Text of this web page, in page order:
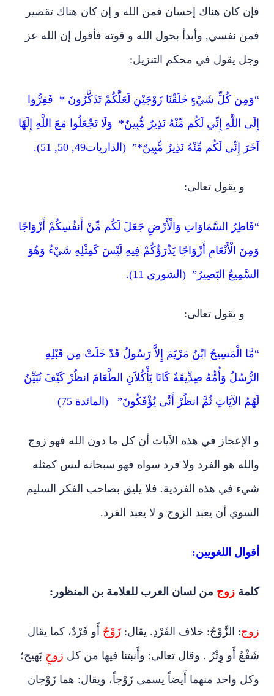
فإن كان هناك إحسان فمن الله و إن كان هناك تقصير
فمن نفسي, وأبدأ بحول الله و قوته فأقول إن الله عز
وجل يقول في محكم التنزيل:
“وَمِن كُلِّ شَيْءٍ خَلَقْنَا زَوْجَيْنِ لَعَلَّكُمْ تَذَكَّرُونَ * فَفِرُّوا
إِلَى اللَّهِ إِنِّي لَكُم مِّنْهُ نَذِيرٌ مُّبِينٌ* وَلَا تَجْعَلُوا مَعَ اللَّهِ إِلَهًا
آخَرَ إِنِّي لَكُم مِّنْهُ نَذِيرٌ مُّبِينٌ*” (الذاريات49, 50, 51).
و يقول تعالى:
“فَاطِرُ السَّمَاوَاتِ وَالْأَرْضِ جَعَلَ لَكُم مِّنْ أَنفُسِكُمْ أَزْوَاجًا
وَمِنَ الْأَنْعَامِ أَزْوَاجًا يَذْرَؤُكُمْ فِيهِ لَيْسَ كَمِثْلِهِ شَيْءٌ وَهُوَ
السَّمِيعُ البَصِيرُ” (الشوري 11).
و يقول تعالى:
“مَّا الْمَسِيحُ ابْنُ مَرْيَمَ إِلاَّ رَسُولٌ قَدْ خَلَتْ مِن قَبْلِهِ
الرُّسُلُ وَأُمُّهُ صِدِّيقَةٌ كَانَا يَأْكُلاَنِ الطَّعَامَ انظُرْ كَيْفَ نُبَيِّنُ
لَهُمُ الآيَاتِ ثُمَّ انظُرْ أَنَّى يُؤْفَكُونَ” (المائدة 75)
و الإعجاز في هذه الآيات أن كل ما دون الله فهو زوج
والله هو الفرد ولا فرد سواه فهو سبحانه ليس كمثله
شيء في هذه الفردية. فلا يليق بصاحب الفكر السليم
السوي أن يعبد الزوج و لا يعبد الفرد.
أقوال اللغويين:
كلمة زوج من لسان العرب للعلامة بن المنظور:
زوج: الزَّوْجُ: خلاف الفَرْدِ. يقال: زَوْجٌ أَو فَرْدٌ، كما يقال
شَفْعٌ أَو وِتْرٌ . وقال تعالى: وأَنبتنا فيها من كل زوجٍ بَهيج؛
وكل واحد منهما أَيضاً يسمى زَوْجاً، ويقال: هما زَوْجان